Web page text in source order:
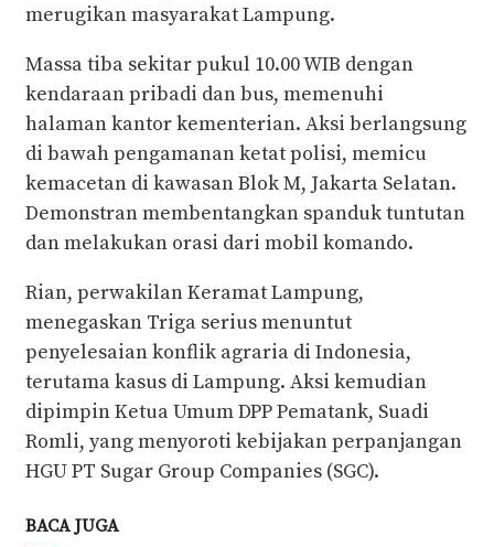
merugikan masyarakat Lampung.
Massa tiba sekitar pukul 10.00 WIB dengan
kendaraan pribadi dan bus, memenuhi
halaman kantor kementerian. Aksi berlangsung
di bawah pengamanan ketat polisi, memicu
kemacetan di kawasan Blok M, Jakarta Selatan.
Demonstran membentangkan spanduk tuntutan
dan melakukan orasi dari mobil komando.
Rian, perwakilan Keramat Lampung,
menegaskan Triga serius menuntut
penyelesaian konflik agraria di Indonesia,
terutama kasus di Lampung. Aksi kemudian
dipimpin Ketua Umum DPP Pematank, Suadi
Romli, yang menyoroti kebijakan perpanjangan
HGU PT Sugar Group Companies (SGC).
BACA JUGA